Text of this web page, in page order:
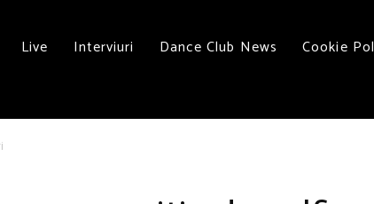
Live Interviuri Dance Club News Cookie